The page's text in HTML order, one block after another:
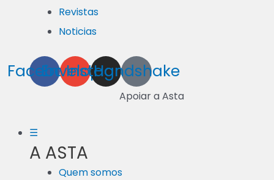
Revistas
Noticias
Facebook
Envelope
Instagram
Handshake
Apoiar a Asta
☰
A ASTA
Quem somos